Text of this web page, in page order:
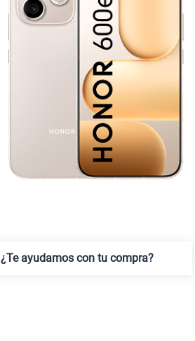
¿Te ayudamos con tu compra?